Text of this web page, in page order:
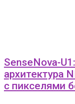
SenseNova-
архитектура
с пикселями